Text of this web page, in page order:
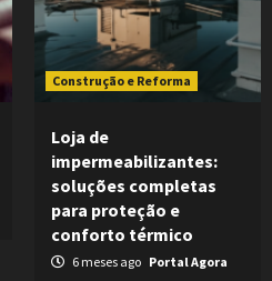
Construção e Reforma
Loja de
impermeabilizantes:
soluções completas
para proteção e
conforto térmico
6 meses ago Portal Agora